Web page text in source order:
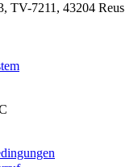
TV-7211, 43204 Reus